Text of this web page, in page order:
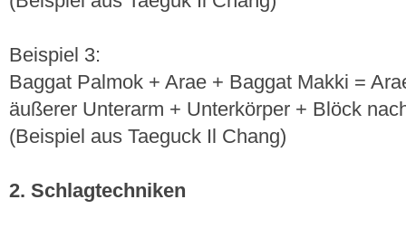
Beispiel 3:
Baggat Palmok + Arae + Baggat Makki =
äußerer Unterarm + Unterkörper + Blöck
(Beispiel aus Taeguck Il Chang)
2. Schlagtechniken